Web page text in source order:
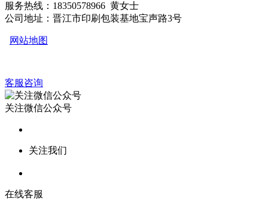
服务热线：18350578966 黄女士
公司地址：晋江市印刷包装基地宝声路3号
网站地图
客服咨询
关注微信公众号
关注我们
在线客服